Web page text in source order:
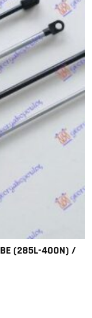
(285L-400N) /